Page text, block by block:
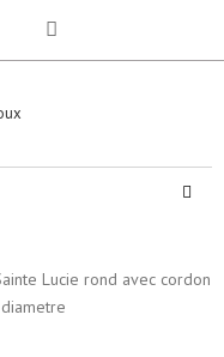
Lucie rond avec cordon